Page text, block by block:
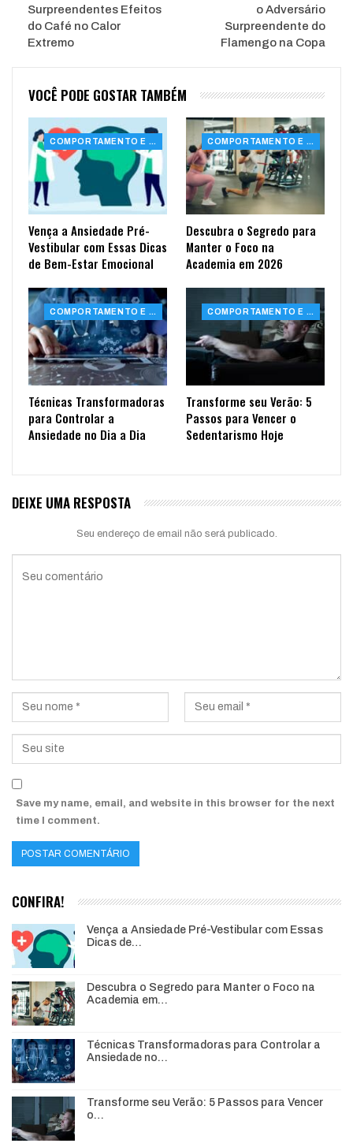
Surpreendentes Efeitos
do Café no Calor
Extremo
o Adversário
Surpreendente do
Flamengo na Copa
VOCÊ PODE GOSTAR TAMBÉM
COMPORTAMENTO E SAÚDE
Vença a Ansiedade Pré-
Vestibular com Essas Dicas
de Bem-Estar Emocional
COMPORTAMENTO E SAÚDE
Descubra o Segredo para
Manter o Foco na
Academia em 2026
COMPORTAMENTO E SAÚDE
Técnicas Transformadoras
para Controlar a
Ansiedade no Dia a Dia
COMPORTAMENTO E SAÚDE
Transforme seu Verão: 5
Passos para Vencer o
Sedentarismo Hoje
DEIXE UMA RESPOSTA
Seu endereço de email não será publicado.
Save my name, email, and website in this browser for the next
time I comment.
CONFIRA!
Vença a Ansiedade Pré-Vestibular com Essas
Dicas de…
Descubra o Segredo para Manter o Foco na
Academia em…
Técnicas Transformadoras para Controlar a
Ansiedade no…
Transforme seu Verão: 5 Passos para Vencer
o…